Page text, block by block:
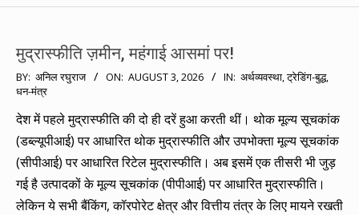
मुद्रास्फीति ज़मीन, महंगाई आसमां पर!
2026-
08-
03
BY: अनिल रघुराज ON: AUGUST 3, 2026 IN: अर्थव्यवस्था,ट्रेडिंग-बुद्ध,
धन-मंत्र
देश में पहले मुद्रास्फीति की दो ही दरें हुआ करती थीं। थोक मूल्य सूचकांक
(डब्ल्यूपीआई) पर आधारित थोक मुद्रास्फीति और उपभोक्ता मूल्य सूचकांक
(सीपीआई) पर आधारित रिटेल मुद्रास्फीति। अब इसमें एक तीसरी भी जुड़
गई है उत्पादकों के मूल्य सूचकांक (पीपीआई) पर आधारित मुद्रास्फीति।
लेकिन ये सभी बैंकिंग, कॉरपोरेट क्षेत्र और वित्तीय तंत्र के लिए मायने रखती